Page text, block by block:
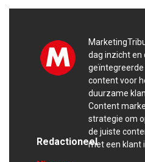
dag inzicht en
content voor
duurzame
Content
strategie om
de juiste
met een klant
Redactioneel